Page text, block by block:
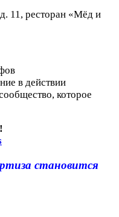
11, ресторан «Мёд и
в действии
которое
становится